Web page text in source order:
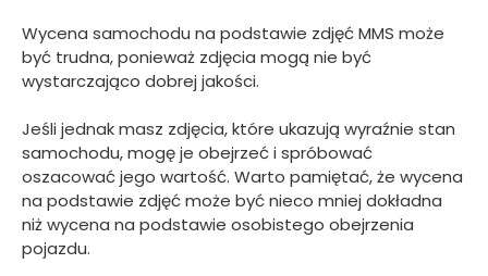
Wycena samochodu na podstawie zdjęć MMS może
być trudna, ponieważ zdjęcia mogą nie być
wystarczająco dobrej jakości.
Jeśli jednak masz zdjęcia, które ukazują wyraźnie stan
samochodu, mogę je obejrzeć i spróbować
oszacować jego wartość. Warto pamiętać, że wycena
na podstawie zdjęć może być nieco mniej dokładna
niż wycena na podstawie osobistego obejrzenia
pojazdu.